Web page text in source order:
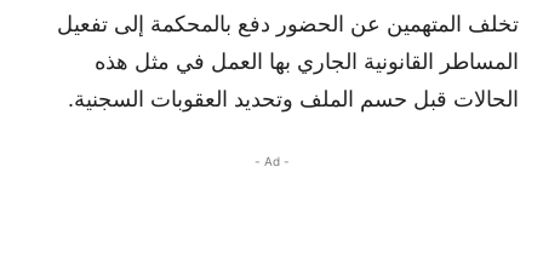
تخلف المتهمين عن الحضور دفع بالمحكمة إلى تفعيل
المساطر القانونية الجاري بها العمل في مثل هذه
الحالات قبل حسم الملف وتحديد العقوبات السجنية.
- Ad -